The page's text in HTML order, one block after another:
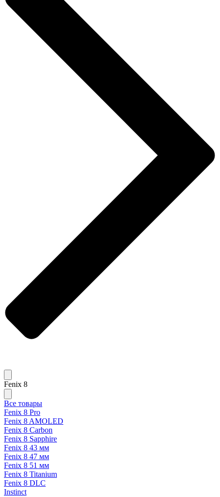
Fenix 8
Все товары
Fenix 8 Pro
Fenix 8 AMOLED
Fenix 8 Carbon
Fenix 8 Sapphire
Fenix 8 43 мм
Fenix 8 47 мм
Fenix 8 51 мм
Fenix 8 Titanium
Fenix 8 DLC
Instinct